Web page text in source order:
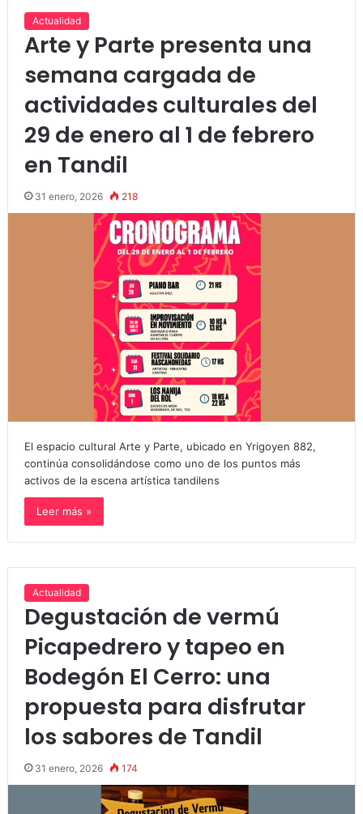
Actualidad
Arte y Parte presenta una
semana cargada de
actividades culturales del
29 de enero al 1 de febrero
en Tandil
31 enero, 2026 218
El espacio cultural Arte y Parte, ubicado en Yrigoyen 882,
continúa consolidándose como uno de los puntos más
activos de la escena artística tandilens
Leer más »
Actualidad
Degustación de vermú
Picapedrero y tapeo en
Bodegón El Cerro: una
propuesta para disfrutar
los sabores de Tandil
31 enero, 2026 174